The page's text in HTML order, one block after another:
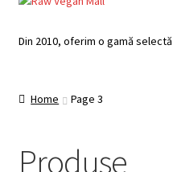
Categorii
Contul meu
Din 2010, oferim o gamă
Home Page 3
Produse